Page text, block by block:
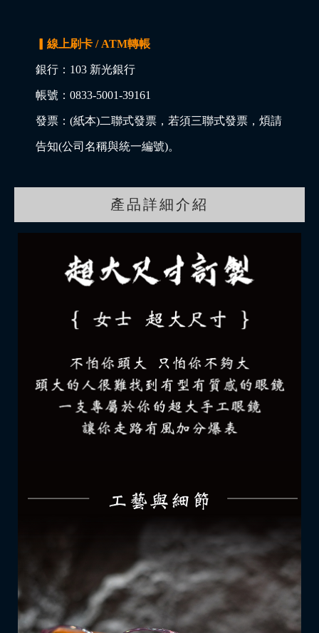
▎線上刷卡 / ATM轉帳
銀行：103 新光銀行
帳號：0833-5001-39161
發票：(紙本)二聯式發票，若須三聯式發票，煩請
告知(公司名稱與統一編號)。
產品詳細介紹